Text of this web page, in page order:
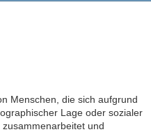
Menschen, die sich aufgrund
Lage oder sozialer
und